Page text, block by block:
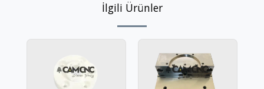
İlgili Ürünler